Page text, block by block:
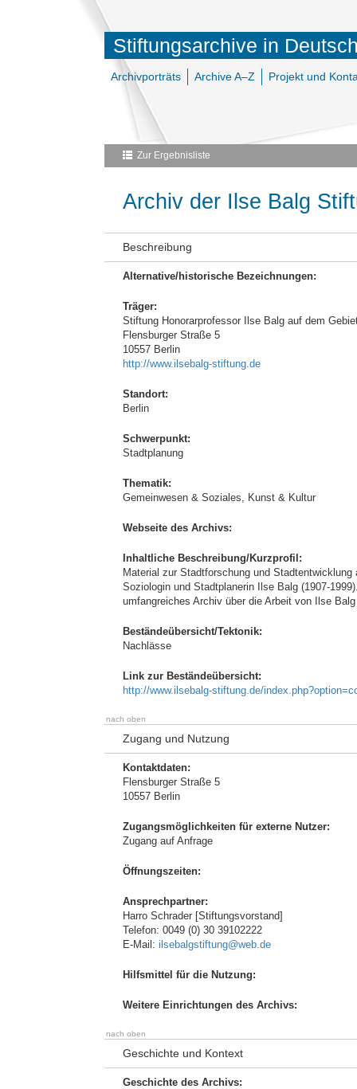
Stiftungsarchive in
Archivporträts Archive A–Z Projekt und
Zur Ergebnisliste
Archiv der Ilse Balg
Beschreibung
Alternative/historische Bezeichnungen:
Träger:
Stiftung Honorarprofessor Ilse Balg auf dem
Flensburger Straße 5
10557 Berlin
http://www.ilsebalg-stiftung.de
Standort:
Berlin
Schwerpunkt:
Stadtplanung
Thematik:
Gemeinwesen & Soziales, Kunst & Kultur
Webseite des Archivs:
Inhaltliche Beschreibung/Kurzprofil:
Material zur Stadtforschung und
Soziologin und Stadtplanerin Ilse Balg (1907-
umfangreiches Archiv über die Arbeit von Ilse
Beständeübersicht/Tektonik:
Nachlässe
Link zur Beständeübersicht:
http://www.ilsebalg-stiftung.de/
nach oben
Zugang und Nutzung
Kontaktdaten:
Flensburger Straße 5
10557 Berlin
Zugangsmöglichkeiten für externe Nutzer:
Zugang auf Anfrage
Öffnungszeiten:
Ansprechpartner:
Harro Schrader [Stiftungsvorstand]
Telefon: 0049 (0) 30 39102222
E-Mail: ilsebalgstiftung@web.de
Hilfsmittel für die Nutzung:
Weitere Einrichtungen des Archivs:
nach oben
Geschichte und Kontext
Geschichte des Archivs: